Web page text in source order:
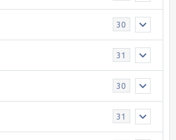
30
31
30
31